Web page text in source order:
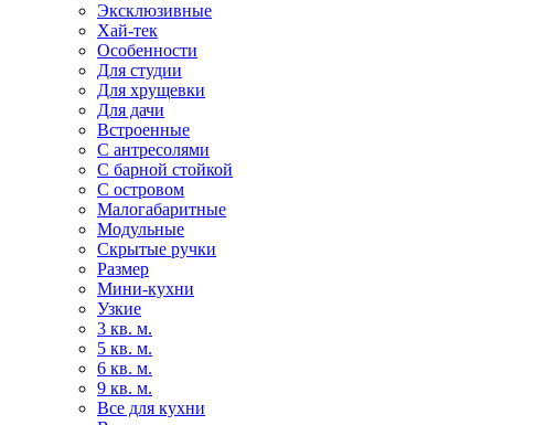
Эксклюзивные
Хай-тек
Особенности
Для студии
Для хрущевки
Для дачи
Встроенные
С антресолями
С барной стойкой
С островом
Малогабаритные
Модульные
Скрытые ручки
Размер
Мини-кухни
Узкие
3 кв. м.
5 кв. м.
6 кв. м.
9 кв. м.
Все для кухни